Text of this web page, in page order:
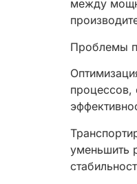
между
Проблемы
процессов,
уменьшить